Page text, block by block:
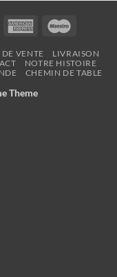
MasterCardAmerican
VENTE
LIVRAISON
NOTRE HISTOIRE
CHEMIN DE TABLE
Theme